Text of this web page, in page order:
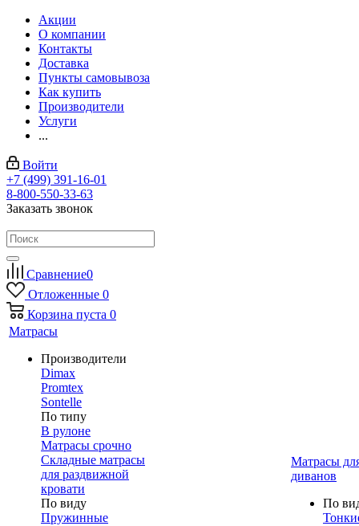
Акции
О компании
Контакты
Доставка
Пункты самовывоза
Как купить
Производители
Услуги
...
Войти
+7 (499) 391-16-01
8-800-550-33-63
Заказать звонок
Сравнение0
Отложенные 0
Корзина пуста 0
Матрасы
Производители
Dimax
Promtex
Sontelle
По типу
В рулоне
Матрасы срочно
Складные матрасы
для раздвижной
кровати
По виду
Пружинные
Матрасы
диванов
По